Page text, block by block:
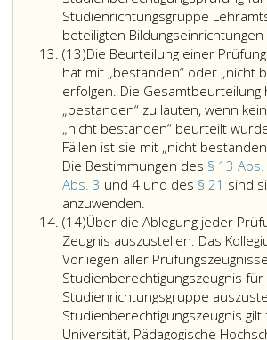
Nr. 298
aus
1990,,
erfolgreich
abgelegt
haben,
sind
von
Ablegung
der
im
Wahlfach
oder
den
Studienrichtungsgruppe
beteiligten
(13)Absatz
13
Die Beurteilung einer
hat mit „bestanden“ oder „nicht
erfolgen. Die Gesamtbeurteilung
„bestanden“ zu lauten, wenn
„nicht bestanden“ beurteilt
Fällen ist sie mit „nicht
Die Bestimmungen des § 13 Abs.
Abs. 3 und 4 und des § 21 sind
anzuwenden.
Beurteilung
einer
Prüfung
gemäß
Absatz
5,
hat
(14)Absatz
14
Über die Ablegung jeder
Zeugnis auszustellen. Das
Vorliegen aller
Studienberechtigungszeugnis für
Studienrichtungsgruppe
Studienberechtigungszeugnis
Universität, Pädagogische